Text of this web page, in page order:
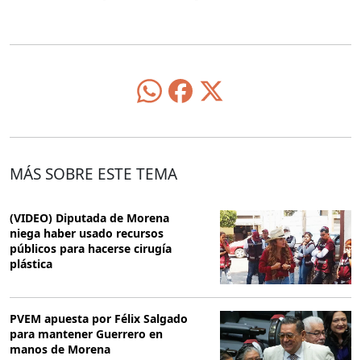
MÁS SOBRE ESTE TEMA
(VIDEO) Diputada de Morena
niega haber usado recursos
públicos para hacerse cirugía
plástica
PVEM apuesta por Félix Salgado
para mantener Guerrero en
manos de Morena